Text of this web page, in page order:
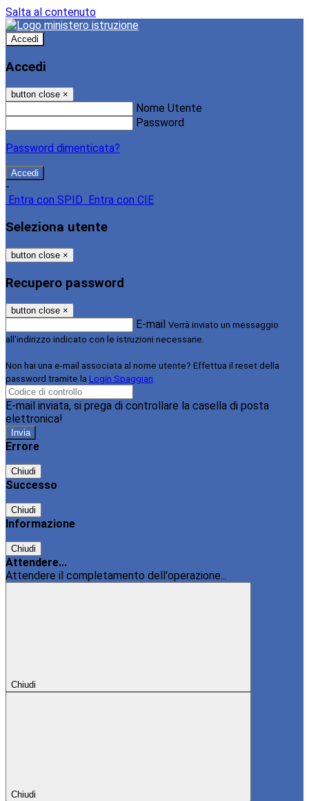
Salta al contenuto
Accedi
Accedi
button close ×
Nome Utente
Password
Password dimenticata?
-
Entra con SPID
Entra con CIE
Seleziona utente
button close ×
Recupero password
button close ×
E-mail Verrà inviato un messaggio
all'indirizzo indicato con le istruzioni necessarie.
Non hai una e-mail associata al nome utente? Effettua il reset della
password tramite la Login Spaggiari
E-mail inviata, si prega di controllare la casella di posta
elettronica!
Errore
Chiudi
Successo
Chiudi
Informazione
Chiudi
Attendere...
Attendere il completamento dell'operazione...
Chiudi
Chiudi